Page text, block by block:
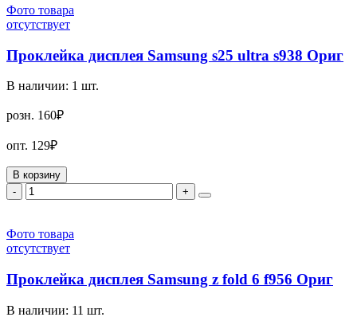
Фото товара
отсутствует
Проклейка дисплея Samsung s25 ultra s938 Ориг
В наличии: 1 шт.
розн. 160₽
опт. 129₽
В корзину
-
+
Фото товара
отсутствует
Проклейка дисплея Samsung z fold 6 f956 Ориг
В наличии: 11 шт.